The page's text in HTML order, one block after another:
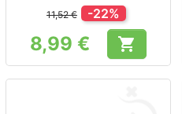
11,52 € -22%
Prix
8,99 € 